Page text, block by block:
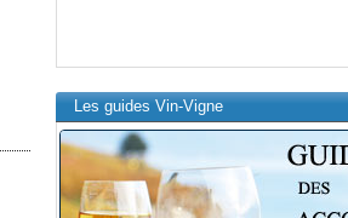
Les guides Vin-Vigne